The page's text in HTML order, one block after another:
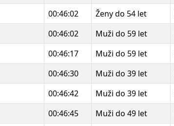
00:46:02 Ženy do 54 let
00:46:02 Muži do 59 let
00:46:17 Muži do 59 let
00:46:30 Muži do 39 let
00:46:42 Muži do 39 let
00:46:45 Muži do 49 let